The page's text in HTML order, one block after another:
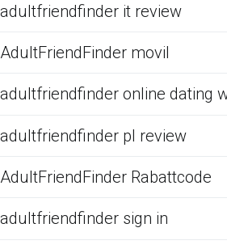
adultfriendfinder it review
AdultFriendFinder movil
adultfriendfinder online dating
adultfriendfinder pl review
AdultFriendFinder Rabattcode
adultfriendfinder sign in